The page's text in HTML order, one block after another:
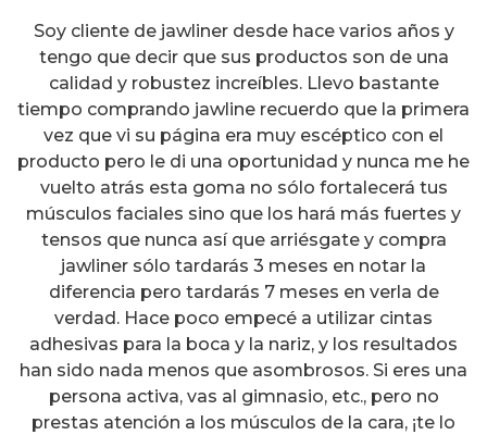
Soy cliente de jawliner desde hace varios años y
tengo que decir que sus productos son de una
calidad y robustez increíbles. Llevo bastante
tiempo comprando jawline recuerdo que la primera
vez que vi su página era muy escéptico con el
producto pero le di una oportunidad y nunca me he
vuelto atrás esta goma no sólo fortalecerá tus
músculos faciales sino que los hará más fuertes y
tensos que nunca así que arriésgate y compra
jawliner sólo tardarás 3 meses en notar la
diferencia pero tardarás 7 meses en verla de
verdad. Hace poco empecé a utilizar cintas
adhesivas para la boca y la nariz, y los resultados
han sido nada menos que asombrosos. Si eres una
persona activa, vas al gimnasio, etc., pero no
prestas atención a los músculos de la cara, ¡te lo